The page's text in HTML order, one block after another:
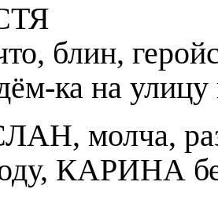
блин,
ка на
молча,
КАРИНА